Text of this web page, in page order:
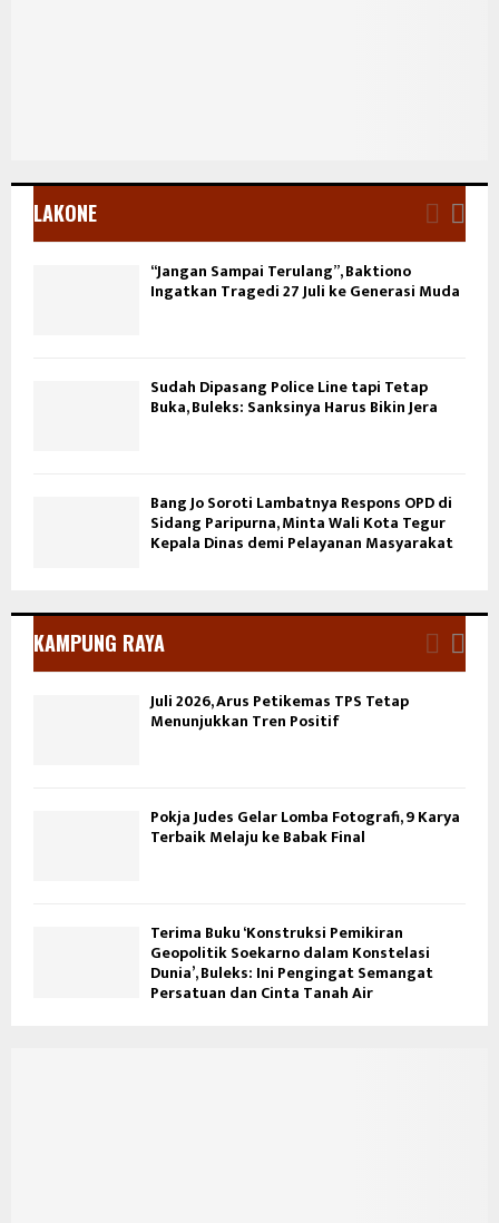
LAKONE
“Jangan Sampai Terulang”, Baktiono
Ingatkan Tragedi 27 Juli ke Generasi Muda
Sudah Dipasang Police Line tapi Tetap
Buka, Buleks: Sanksinya Harus Bikin Jera
Bang Jo Soroti Lambatnya Respons OPD di
Sidang Paripurna, Minta Wali Kota Tegur
Kepala Dinas demi Pelayanan Masyarakat
KAMPUNG RAYA
Juli 2026, Arus Petikemas TPS Tetap
Menunjukkan Tren Positif
Pokja Judes Gelar Lomba Fotografi, 9 Karya
Terbaik Melaju ke Babak Final
Terima Buku ‘Konstruksi Pemikiran
Geopolitik Soekarno dalam Konstelasi
Dunia’, Buleks: Ini Pengingat Semangat
Persatuan dan Cinta Tanah Air